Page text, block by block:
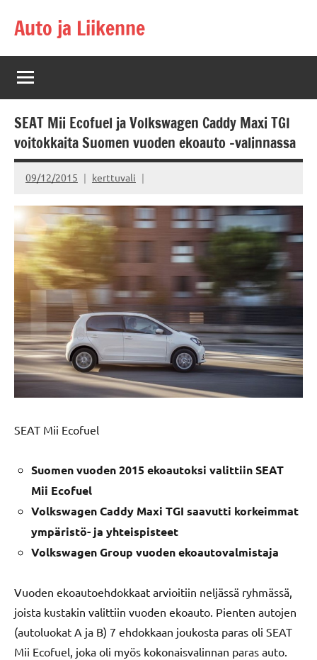
Auto ja Liikenne
SEAT Mii Ecofuel ja Volkswagen Caddy Maxi TGI
voitokkaita Suomen vuoden ekoauto -valinnassa
09/12/2015 kerttuvali
SEAT Mii Ecofuel
Suomen vuoden 2015 ekoautoksi valittiin SEAT
Mii Ecofuel
Volkswagen Caddy Maxi TGI saavutti korkeimmat
ympäristö- ja yhteispisteet
Volkswagen Group vuoden ekoautovalmistaja
Vuoden ekoautoehdokkaat arvioitiin neljässä ryhmässä,
joista kustakin valittiin vuoden ekoauto. Pienten autojen
(autoluokat A ja B) 7 ehdokkaan joukosta paras oli SEAT
Mii Ecofuel, joka oli myös kokonaisvalinnan paras auto.